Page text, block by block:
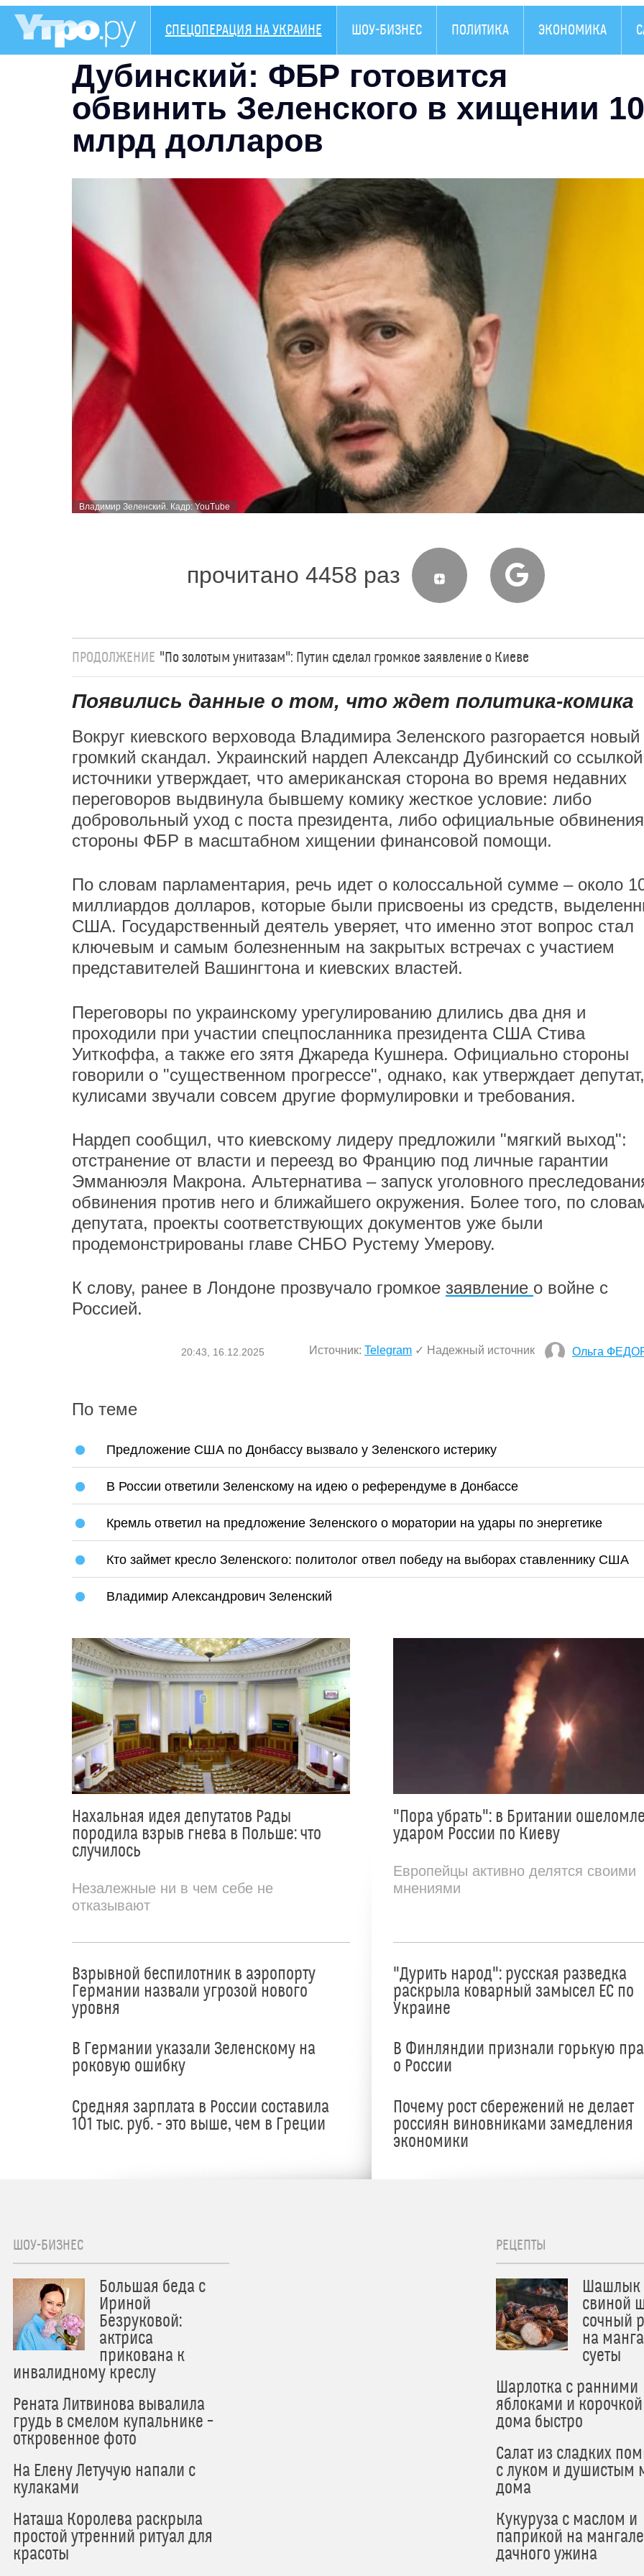
СПЕЦОПЕРАЦИЯ НА УКРАИНЕ ШОУ-БИЗНЕС ПОЛИТИКА ЭКОНОМИКА
Дубинский: ФБР готовится
обвинить Зеленского в хищении 10
млрд долларов
Владимир Зеленский. Кадр: YouTube
прочитано 4458 раз
ПРОДОЛЖЕНИЕ "По золотым унитазам": Путин сделал громкое заявление о Киеве
Появились данные о том, что ждет политика-комика
Вокруг киевского верховода Владимира Зеленского разгорается новый
громкий скандал. Украинский нардеп Александр Дубинский со
источники утверждает, что американская сторона во время недавних
переговоров выдвинула бывшему комику жесткое условие: либо
добровольный уход с поста президента, либо официальные
стороны ФБР в масштабном хищении финансовой помощи.
По словам парламентария, речь идет о колоссальной сумме – около
миллиардов долларов, которые были присвоены из средств,
США. Государственный деятель уверяет, что именно этот вопрос стал
ключевым и самым болезненным на закрытых встречах с участием
представителей Вашингтона и киевских властей.
Переговоры по украинскому урегулированию длились два дня и
проходили при участии спецпосланника президента США Стива
Уиткоффа, а также его зятя Джареда Кушнера. Официально стороны
говорили о "существенном прогрессе", однако, как утверждает
кулисами звучали совсем другие формулировки и требования.
Нардеп сообщил, что киевскому лидеру предложили "мягкий выход":
отстранение от власти и переезд во Францию под личные гарантии
Эмманюэля Макрона. Альтернатива – запуск уголовного
обвинения против него и ближайшего окружения. Более того, по
депутата, проекты соответствующих документов уже были
продемонстрированы главе СНБО Рустему Умерову.
К слову, ранее в Лондоне прозвучало громкое заявление о войне с
Россией.
20:43, 16.12.2025 Источник: Telegram ✓ Надежный источник Ольга
По теме
Предложение США по Донбассу вызвало у Зеленского истерику
В России ответили Зеленскому на идею о референдуме в Донбассе
Кремль ответил на предложение Зеленского о моратории на удары по энергетике
Кто займет кресло Зеленского: политолог отвел победу на выборах ставленнику США
Владимир Александрович Зеленский
Нахальная идея депутатов Рады
породила взрыв гнева в Польше: что
случилось
Незалежные ни в чем себе не
отказывают
Взрывной беспилотник в аэропорту
Германии назвали угрозой нового
уровня
В Германии указали Зеленскому на
роковую ошибку
Средняя зарплата в России составила
101 тыс. руб. - это выше, чем в Греции
"Пора убрать": в Британии
ударом России по Киеву
Европейцы активно делятся своими
мнениями
"Дурить народ": русская разведка
раскрыла коварный замысел ЕС по
Украине
В Финляндии признали горькую
о России
Почему рост сбережений не делает
россиян виновниками замедления
экономики
ШОУ-БИЗНЕС
Большая беда с
Ириной
Безруковой:
актриса
прикована к
инвалидному креслу
Рената Литвинова вывалила
грудь в смелом купальнике –
откровенное фото
На Елену Летучую напали с
кулаками
Наташа Королева раскрыла
простой утренний ритуал для
красоты
РЕЦЕПТЫ
Шашлык
свиной
сочный
на
суеты
Шарлотка с ранними
яблоками и
дома быстро
Салат из сладких
с луком и душистым
дома
Кукуруза с маслом и
паприкой на
дачного ужина